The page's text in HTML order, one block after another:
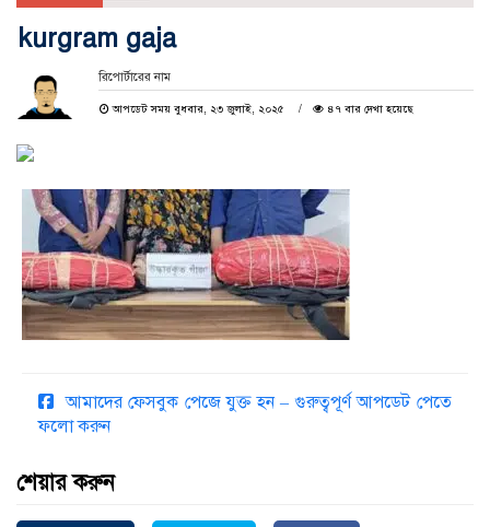
kurgram gaja
রিপোর্টারের নাম
আপডেট সময় বুধবার, ২৩ জুলাই, ২০২৫ ৪৭ বার দেখা হয়েছে
আমাদের ফেসবুক পেজে যুক্ত হন – গুরুত্বপূর্ণ আপডেট পেতে
ফলো করুন
শেয়ার করুন